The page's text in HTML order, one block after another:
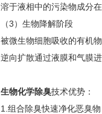
溶于液相中的污染物成分
（3）生物降解阶段
被微生物细胞吸收的有机
逆向扩散通过液膜和气膜
生物化学除臭技术优势：
1.组合除臭快速净化恶臭物